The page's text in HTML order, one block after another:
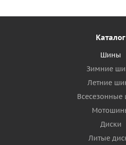
Каталог
Шины
Зимние
Летние
Диски
Литые